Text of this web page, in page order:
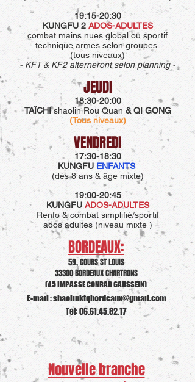
19:15-20:30
KUNGFU 2 ADOS-ADULTES
combat mains nues global ou sportif
technique armes selon groupes
(tous niveaux)
- KF1 & KF2 alterneront selon planning -
JEUDI
18:30-20:00
TAÏCHIshaolin Rou Quan & QI GONG
(Tous niveaux)
VENDREDI
17:30-18:30
KUNGFU ENFANTS
(dès 8 ans & âge mixte)
19:00-20:45
KUNGFU ADOS-ADULTES
Renfo & combat simplifié/sportif
ados adultes (niveau mixte )
BORDEAUX:
59, COURS ST LOUIS
33300 BORDEAUX CHARTRONS
(45 IMPASSE CONRAD GAUSSEIN)
E-mail :shaolinktqbordeaux@gmail.com
Tel:06.61.45.82.17
Nouvelle branche